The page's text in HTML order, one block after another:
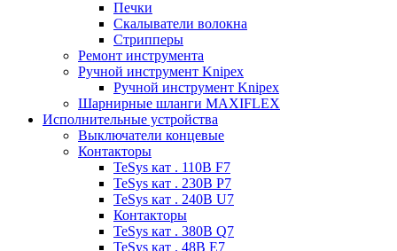
Печки
Скалыватели волокна
Стрипперы
Ремонт инструмента
Ручной инструмент Knipex
Ручной инструмент Knipex
Шарнирные шланги MAXIFLEX
Исполнительные устройства
Выключатели концевые
Контакторы
TeSys кат . 110В F7
TeSys кат . 230В P7
TeSys кат . 240В U7
Контакторы
TeSys кат . 380В Q7
TeSys кат . 48В E7